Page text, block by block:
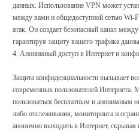
данных. Использование VPN может
между вами и общедоступной сетью
атак. Он создает безопасный канал
гарантируя защиту вашего трафика
4. Анонимный доступ в Интернет и
Защита конфиденциальности вызывает
современных пользователей
пользоваться бесплатным и анонимным
либо отслеживания, мониторинга и
анонимно выходить в Интернет,